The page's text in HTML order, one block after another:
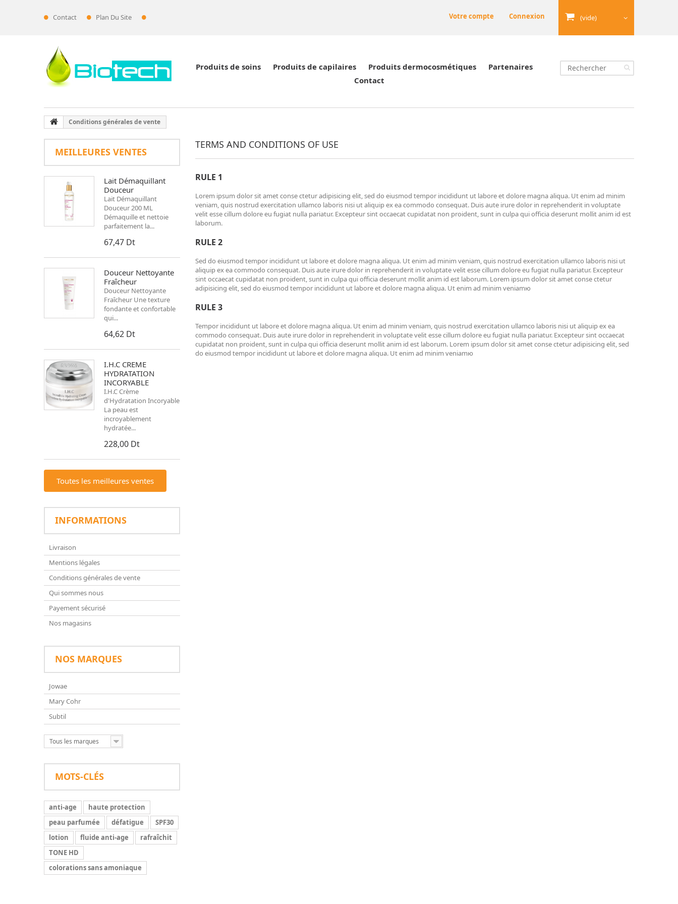
Contact Plan Du Site (vide)
Connexion
Votre compte
Produits de soins Produits de capilaires Produits dermocosmétiques
Partenaires
Contact
Conditions générales de vente
MEILLEURES VENTES
Lait Démaquillant
Douceur
Lait Démaquillant
Douceur 200 ML
Démaquille et nettoie
parfaitement la...
67,47 Dt
Douceur Nettoyante
Fraîcheur
Douceur Nettoyante
Fraîcheur Une texture
fondante et confortable
qui...
64,62 Dt
I.H.C CREME
HYDRATATION
INCORYABLE
I.H.C Crème
d'Hydratation Incoryable
La peau est
incroyablement
hydratée...
228,00 Dt
Toutes les meilleures ventes
INFORMATIONS
Livraison
Mentions légales
Conditions générales de vente
Qui sommes nous
Payement sécurisé
Nos magasins
NOS MARQUES
Jowae
Mary Cohr
Subtil
Tous les marques
MOTS-CLÉS
anti-age
haute protection
peau parfumée
défatigue
SPF30
lotion
fluide anti-age
rafraîchit
TONE HD
colorations sans amoniaque
TERMS AND CONDITIONS OF USE
RULE 1
Lorem ipsum dolor sit amet conse ctetur adipisicing elit, sed do eiusmod tempor incididunt ut labore et dolore magna aliqua. Ut enim ad minim
veniam, quis nostrud exercitation ullamco laboris nisi ut aliquip ex ea commodo consequat. Duis aute irure dolor in reprehenderit in voluptate
velit esse cillum dolore eu fugiat nulla pariatur. Excepteur sint occaecat cupidatat non proident, sunt in culpa qui officia deserunt mollit anim id est
laborum.
RULE 2
Sed do eiusmod tempor incididunt ut labore et dolore magna aliqua. Ut enim ad minim veniam, quis nostrud exercitation ullamco laboris nisi ut
aliquip ex ea commodo consequat. Duis aute irure dolor in reprehenderit in voluptate velit esse cillum dolore eu fugiat nulla pariatur. Excepteur
sint occaecat cupidatat non proident, sunt in culpa qui officia deserunt mollit anim id est laborum. Lorem ipsum dolor sit amet conse ctetur
adipisicing elit, sed do eiusmod tempor incididunt ut labore et dolore magna aliqua. Ut enim ad minim veniamю
RULE 3
Tempor incididunt ut labore et dolore magna aliqua. Ut enim ad minim veniam, quis nostrud exercitation ullamco laboris nisi ut aliquip ex ea
commodo consequat. Duis aute irure dolor in reprehenderit in voluptate velit esse cillum dolore eu fugiat nulla pariatur. Excepteur sint occaecat
cupidatat non proident, sunt in culpa qui officia deserunt mollit anim id est laborum. Lorem ipsum dolor sit amet conse ctetur adipisicing elit, sed
do eiusmod tempor incididunt ut labore et dolore magna aliqua. Ut enim ad minim veniamю